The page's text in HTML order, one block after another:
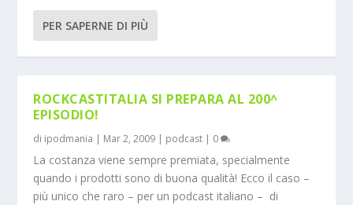
PER SAPERNE DI PIÙ
ROCKCASTITALIA SI PREPARA AL 200^
EPISODIO!
di ipodmania | Mar 2, 2009 | podcast | 0
La costanza viene sempre premiata, specialmente
quando i prodotti sono di buona qualità! Ecco il caso –
più unico che raro – per un podcast italiano – di